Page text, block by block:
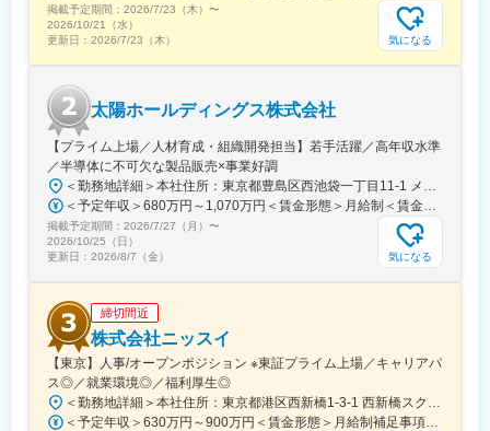
変更の範囲：会社の定める業務
■事業ビジョン
口腔健康管理から全身健康管理（＝健康長寿社会）に貢献するた
さまのQOL向上と歯科医療の未来を創造してまいります。
・歯科局所麻酔、歯周病、う蝕、口腔粘膜疾患に関連した製品開
発
・口腔と全身の関係からアプローチした販売情報提供活動と適正
使用のための情報の提供・収集・伝達の実践
・安全性/有効性情報の迅速な収集と提供
・国内製造の品質と安定供給を確保するための製造管理体制の強
化
掲載予定期間： 2026/7/23（木） 〜
2026/10/21（水）
更新日： 2026/7/23（木） 気になる
太陽ホールディングス株式会社
【プライム上場／人材育成・組織開発担当】若手活躍／高年収水準
／半導体に不可欠な製品販売×事業好調
＜勤務地詳細＞本社住所：東京都豊島区西池袋一丁目11-1 メトロポリタンプラザビル16F勤務地最寄駅：各線／池袋駅受動喫煙対策：屋内全面禁煙変更の範囲：会社の定める事業所（リモートワーク含む）
＜予定年収＞680万円～1,070万円＜賃金形態＞月給制＜賃金内訳＞月額（基本給）：335,000円～530,000円＜月給＞335,000円～530,000円＜昇給有無＞有＜残業手当＞有＜給与補足＞※年収概算には想定残業時間20時間分を含む・2025年度 全社平均残業時間：20時間・残業代全額支給（管理監督職については対象外)・賞与6か月分（2025年度実績）賃金はあくまでも目安の金額であり、選考を通じて上下する可能性があります。月給(月額)は固定手当を含めた表記です。
掲載予定期間： 2026/7/27（月） 〜
2026/10/25（日）
更新日： 2026/8/7（金） 気になる
締切間近
株式会社ニッスイ
【東京】人事/オープンポジション ※東証プライム上場／キャリアパ
ス◎／就業環境◎／福利厚生◎
＜勤務地詳細＞本社住所：東京都港区西新橋1-3-1 西新橋スクエア勤務地最寄駅：東京メトロ線／内幸町駅受動喫煙対策：屋内全面禁煙変更の範囲：会社の定める事業所（リモートワーク含む）
＜予定年収＞630万円～900万円＜賃金形態＞月給制補足事項なし＜賃金内訳＞月額（基本給）：330,000円～448,000円＜月給＞330,000円～448,000円＜昇給有無＞有＜残業手当＞有＜給与補足＞※給与詳細は、経験・経歴を考慮のうえ、決定します。■賞与：年2回（6月・12月）※2026年 度見込（ 6.0ヶ月）※時間外、法定外休日勤務をした場合は30%の割増手当支給法定休日勤務の場合は、35%の割増手当支給賃金はあくまでも目安の金額であり、選考を通じて上下する可能性があります。月給(月額)は固定手当を含めた表記です。